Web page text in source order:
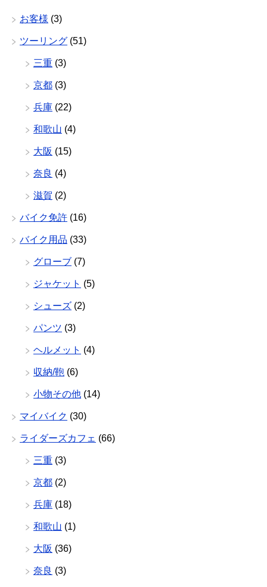
お客様 (3)
ツーリング (51)
三重 (3)
京都 (3)
兵庫 (22)
和歌山 (4)
大阪 (15)
奈良 (4)
滋賀 (2)
バイク免許 (16)
バイク用品 (33)
グローブ (7)
ジャケット (5)
シューズ (2)
パンツ (3)
ヘルメット (4)
収納/鞄 (6)
小物その他 (14)
マイバイク (30)
ライダーズカフェ (66)
三重 (3)
京都 (2)
兵庫 (18)
和歌山 (1)
大阪 (36)
奈良 (3)